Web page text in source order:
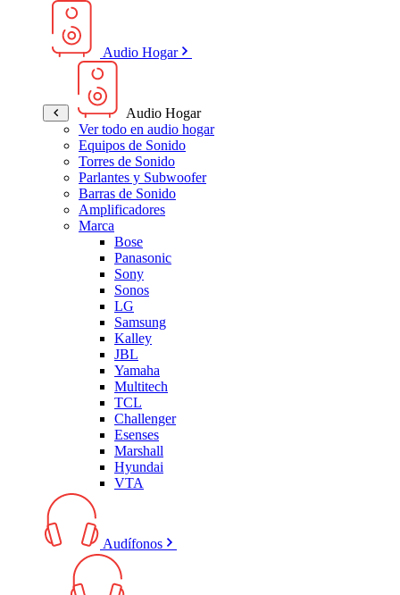
Audio Hogar
Audio Hogar
Ver todo en audio hogar
Equipos de Sonido
Torres de Sonido
Parlantes y Subwoofer
Barras de Sonido
Amplificadores
Marca
Bose
Panasonic
Sony
Sonos
LG
Samsung
Kalley
JBL
Yamaha
Multitech
TCL
Challenger
Esenses
Marshall
Hyundai
VTA
Audífonos